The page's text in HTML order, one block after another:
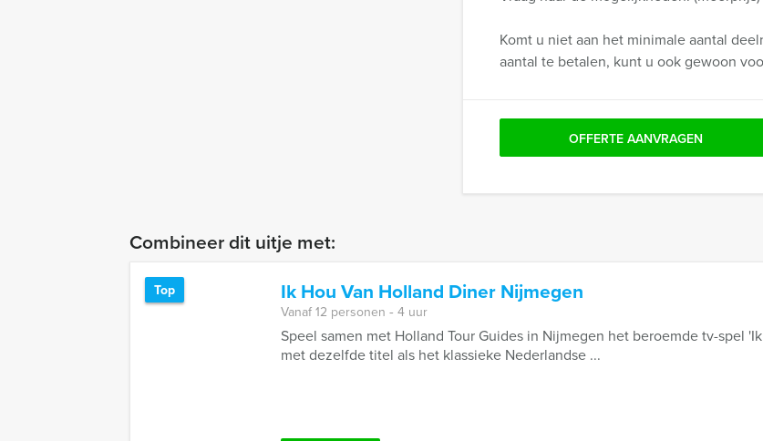
Komt u niet aan het minimale aantal
aantal te betalen, kunt u ook gewoon
OFFERTE AANVRAGEN
Combineer dit uitje met:
Ik Hou Van Holland Diner Nijmegen
Top
Vanaf 12 personen ‐ 4 uur
Speel samen met Holland Tour Guides in Nijmegen het beroemde tv-spel
met dezelfde titel als het klassieke Nederlandse ...